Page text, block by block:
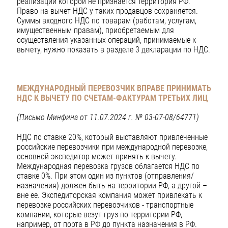
Право на вычет НДС у таких продавцов сохраняется.
Суммы входного НДС по товарам (работам, услугам,
имущественным правам), приобретаемым для
осуществления указанных операций, принимаемые к
вычету, нужно показать в разделе 3 декларации по НДС.
МЕЖДУНАРОДНЫЙ ПЕРЕВОЗЧИК ВПРАВЕ ПРИНИМАТЬ
НДС К ВЫЧЕТУ ПО СЧЕТАМ-ФАКТУРАМ ТРЕТЬИХ ЛИЦ
(Письмо Минфина от 11.07.2024 г. № 03-07-08/64771)
НДС по ставке 20%, который выставляют привлеченные
российские перевозчики при международной перевозке,
основной экспедитор может принять к вычету.
Международная перевозка грузов облагается НДС по
ставке 0%. При этом один из пунктов (отправления/
назначения) должен быть на территории РФ, а другой –
вне ее. Экспедиторская компания может привлекать к
перевозке российских перевозчиков - транспортные
компании, которые везут груз по территории РФ,
например, от порта в РФ до пункта назначения в РФ.